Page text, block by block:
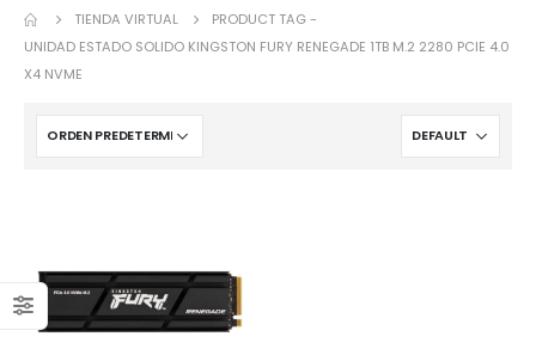
TIENDA VIRTUAL
PRODUCT TAG -
UNIDAD ESTADO SOLIDO KINGSTON FURY RENEGADE 1TB M.2 2280 PCIE 4.0
X4 NVME